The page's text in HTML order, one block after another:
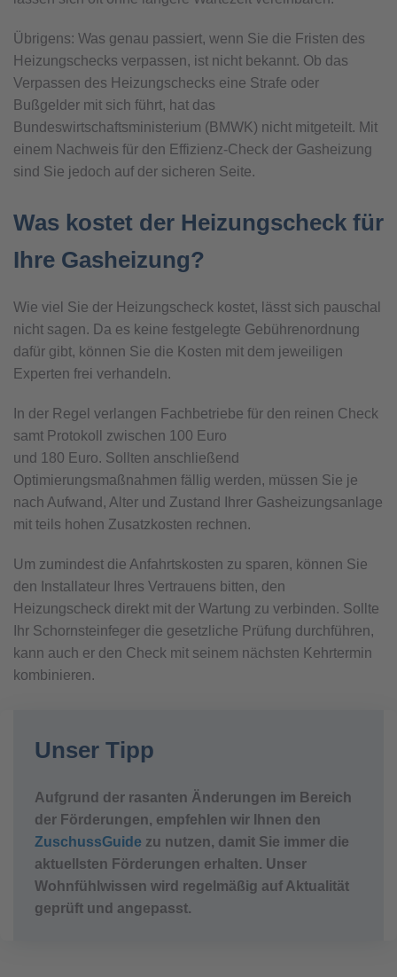
Übrigens: Was genau passiert, wenn Sie die Fristen des
Heizungschecks verpassen, ist nicht bekannt. Ob das
Verpassen des Heizungschecks eine Strafe oder
Bußgelder mit sich führt, hat das
Bundeswirtschaftsministerium (BMWK) nicht mitgeteilt. Mit
einem Nachweis für den Effizienz-Check der Gasheizung
sind Sie jedoch auf der sicheren Seite.
Was kostet der Heizungscheck für
Ihre Gasheizung?
Wie viel Sie der Heizungscheck kostet, lässt sich pauschal
nicht sagen. Da es keine festgelegte Gebührenordnung
dafür gibt, können Sie die Kosten mit dem jeweiligen
Experten frei verhandeln.
In der Regel verlangen Fachbetriebe für den reinen Check
samt Protokoll zwischen 100 Euro
und 180 Euro. Sollten anschließend
Optimierungsmaßnahmen fällig werden, müssen Sie je
nach Aufwand, Alter und Zustand Ihrer Gasheizungsanlage
mit teils hohen Zusatzkosten rechnen.
Um zumindest die Anfahrtskosten zu sparen, können Sie
den Installateur Ihres Vertrauens bitten, den
Heizungscheck direkt mit der Wartung zu verbinden. Sollte
Ihr Schornsteinfeger die gesetzliche Prüfung durchführen,
kann auch er den Check mit seinem nächsten Kehrtermin
kombinieren.
Unser Tipp
Aufgrund der rasanten Änderungen im Bereich
der Förderungen, empfehlen wir Ihnen den
ZuschussGuide zu nutzen, damit Sie immer die
aktuellsten Förderungen erhalten. Unser
Wohnfühlwissen wird regelmäßig auf Aktualität
geprüft und angepasst.